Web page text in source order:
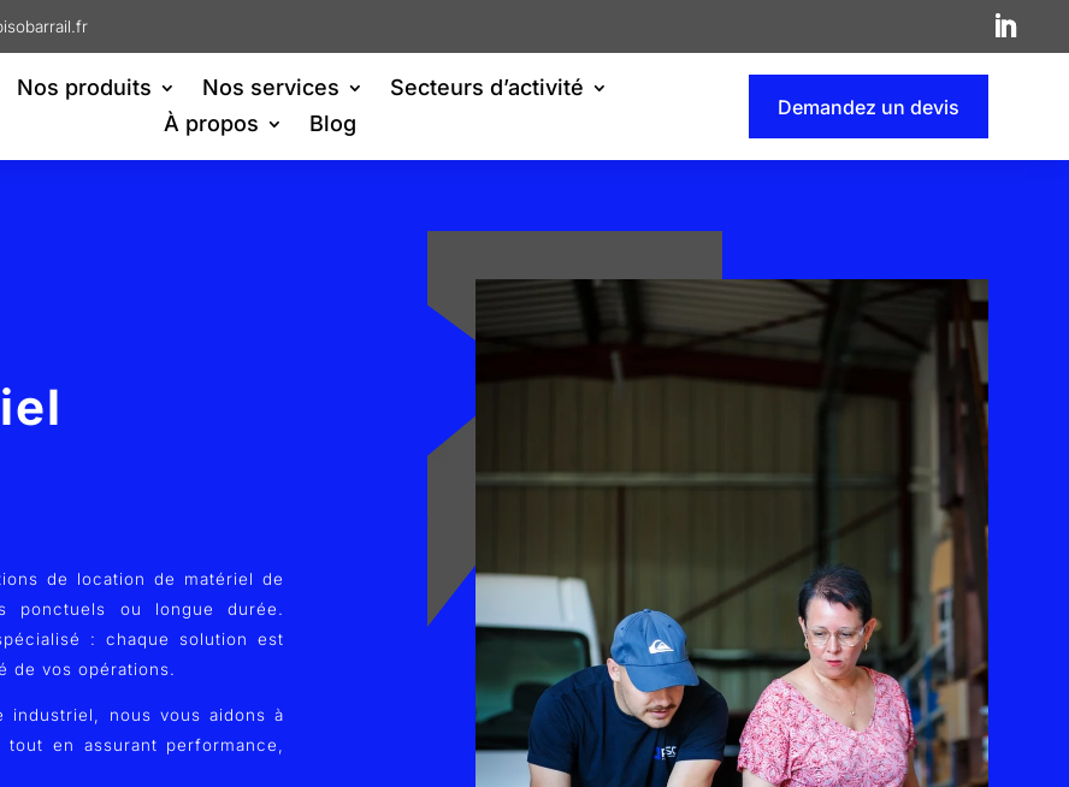
Nos produits Nos services
Secteurs d’activité
À propos
Blog
Demandez un devis
de location de matériel de
ponctuels ou longue durée.
: chaque solution est
de vos opérations.
industriel, nous vous aidons à
en assurant performance,